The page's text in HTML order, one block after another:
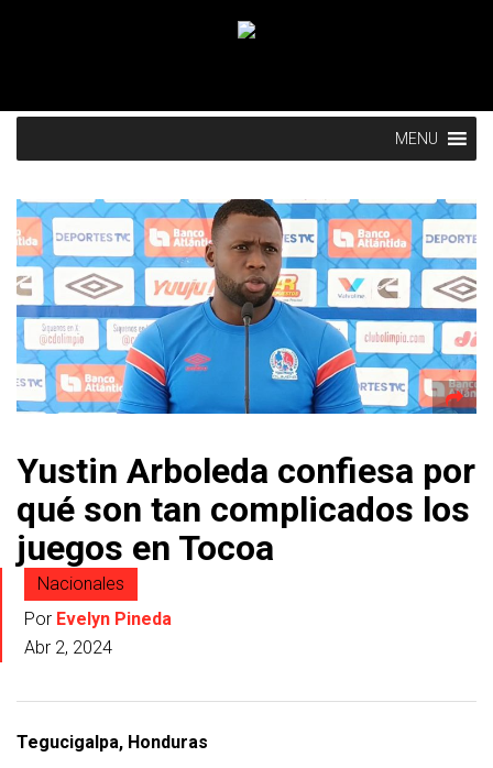
MENU
Yustin Arboleda confiesa por
qué son tan complicados los
juegos en Tocoa
Nacionales
Por Evelyn Pineda
Abr 2, 2024
Tegucigalpa, Honduras